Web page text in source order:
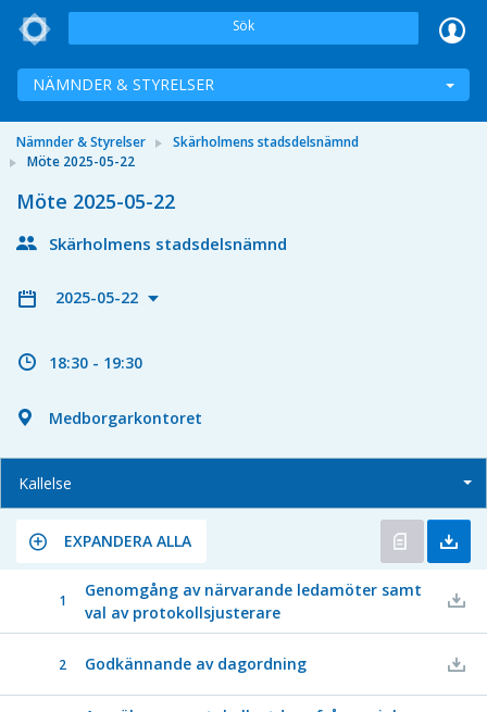
Sök
NÄMNDER & STYRELSER
Nämnder & Styrelser
Skärholmens stadsdelsnämnd
Möte 2025-05-22
Möte 2025-05-22
Skärholmens stadsdelsnämnd
2025-05-22
18:30 - 19:30
Medborgarkontoret
Kallelse
EXPANDERA ALLA
1
Genomgång av närvarande ledamöter samt
val av protokollsjusterare
2 Godkännande av dagordning